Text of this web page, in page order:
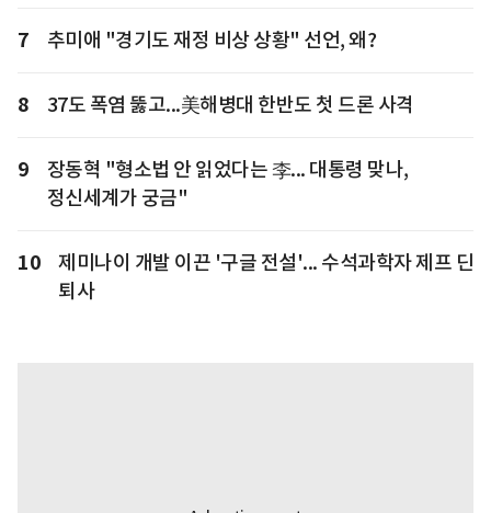
7 추미애 "경기도 재정 비상 상황" 선언, 왜?
8 37도 폭염 뚫고...美해병대 한반도 첫 드론 사격
9
장동혁 "형소법 안 읽었다는 李... 대통령 맞나,
정신세계가 궁금"
10
제미나이 개발 이끈 '구글 전설'... 수석과학자 제프 딘
퇴사